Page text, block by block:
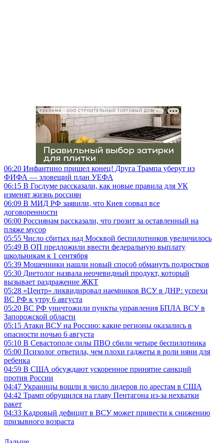
РЕКЛАМА • ООО СТРОИТЕЛЬНЫЙ ТОРГОВЫЙ ДОМ «ПЕТРОВИЧ», ИНН 7802348846
06:20 Инфантино пришел конец! Друга Трампа уберут из
ФИФА — зловещий план УЕФА
06:15 В Госдуме рассказали, как новые правила для УК
изменят жизнь россиян
06:09 В МИД РФ заявили, что Киев сорвал все
договоренности
06:00 Россиянам рассказали, что грозит за оставленный на
пляже мусор
05:55 Число сбитых над Москвой беспилотников увеличилось
05:49 В ОП предложили ввести федеральную выплату
школьникам к 1 сентября
05:39 Мошенники нашли новый способ обмануть подростков
05:30 Диетолог назвала неочевидный продукт, который
вызывает раздражение ЖКТ
05:28 «Центр» ликвидировал наемников ВСУ в ДНР: успехи
ВС РФ к утру 6 августа
05:20 ВС РФ уничтожили пункты управления БПЛА ВСУ в
Запорожской области
05:15 Атаки ВСУ на Россию: какие регионы оказались в
опасности ночью 6 августа
05:10 В Севастополе силы ПВО сбили четыре беспилотника
05:00 Психолог ответила, чем плохи гаджеты в роли няни для
ребенка
04:59 В США обсуждают ускоренное принятие санкций
против России
04:47 Украинцы вошли в число лидеров по арестам в США
04:42 Трамп обрушился на главу Пентагона из-за нехватки
ракет
04:33 Кадровый дефицит в ВСУ может привести к снижению
призывного возраста